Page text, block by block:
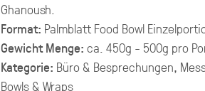
Ghanoush.
Format: Palmblatt Food Bowl
Gewicht Menge: ca. 450g - 500g pro
Kategorie: Büro & Besprechungen,
Bowls & Wraps
Preisangaben in: